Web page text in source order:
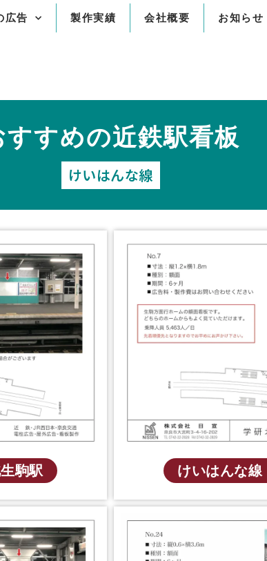
広告 製作実績 会社概要 お知らせ
すすめの近鉄駅看板
けいはんな線
駒駅 けいはんな